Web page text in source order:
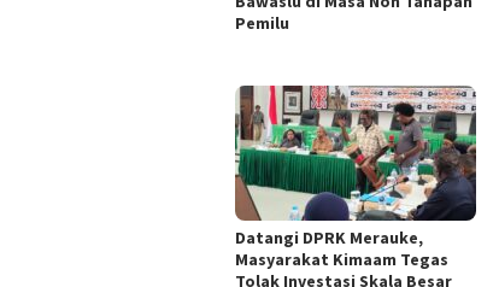
Pemilu
Datangi DPRK Merauke,
Masyarakat Kimaam Tegas
Tolak Investasi Skala Besar